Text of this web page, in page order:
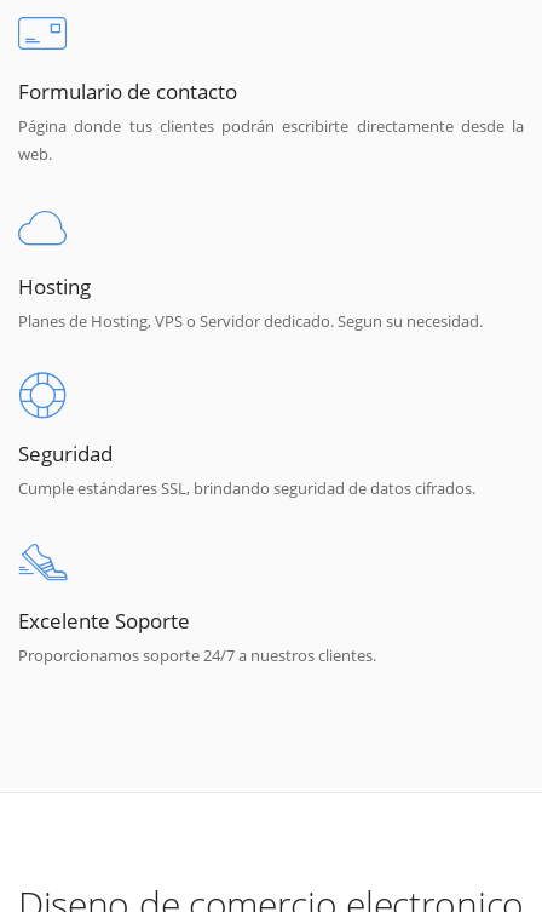
Formulario de contacto
Página donde tus clientes podrán escribirte directamente desde la
web.
Hosting
Planes de Hosting, VPS o Servidor dedicado. Segun su necesidad.
Seguridad
Cumple estándares SSL, brindando seguridad de datos cifrados.
Excelente Soporte
Proporcionamos soporte 24/7 a nuestros clientes.